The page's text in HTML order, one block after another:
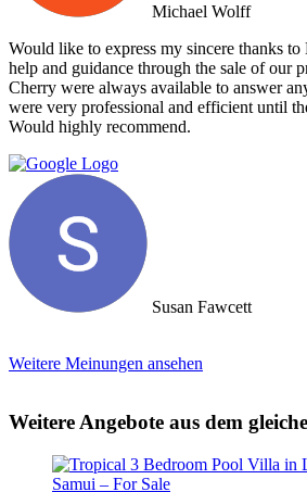
Michael Wolff
Would like to express my sincere thanks
help and guidance through the sale of our
Cherry were always available to answer
were very professional and efficient until
Would highly recommend.
Susan Fawcett
Weitere Meinungen ansehen
Weitere Angebote aus dem